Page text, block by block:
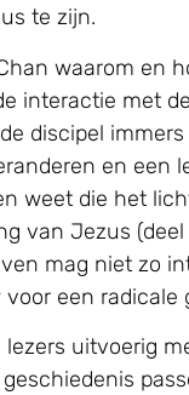
te zijn.
waarom en
interactie met
discipel
en een
weet die het
van Jezus
mag niet zo
een radicale
uitvoerig